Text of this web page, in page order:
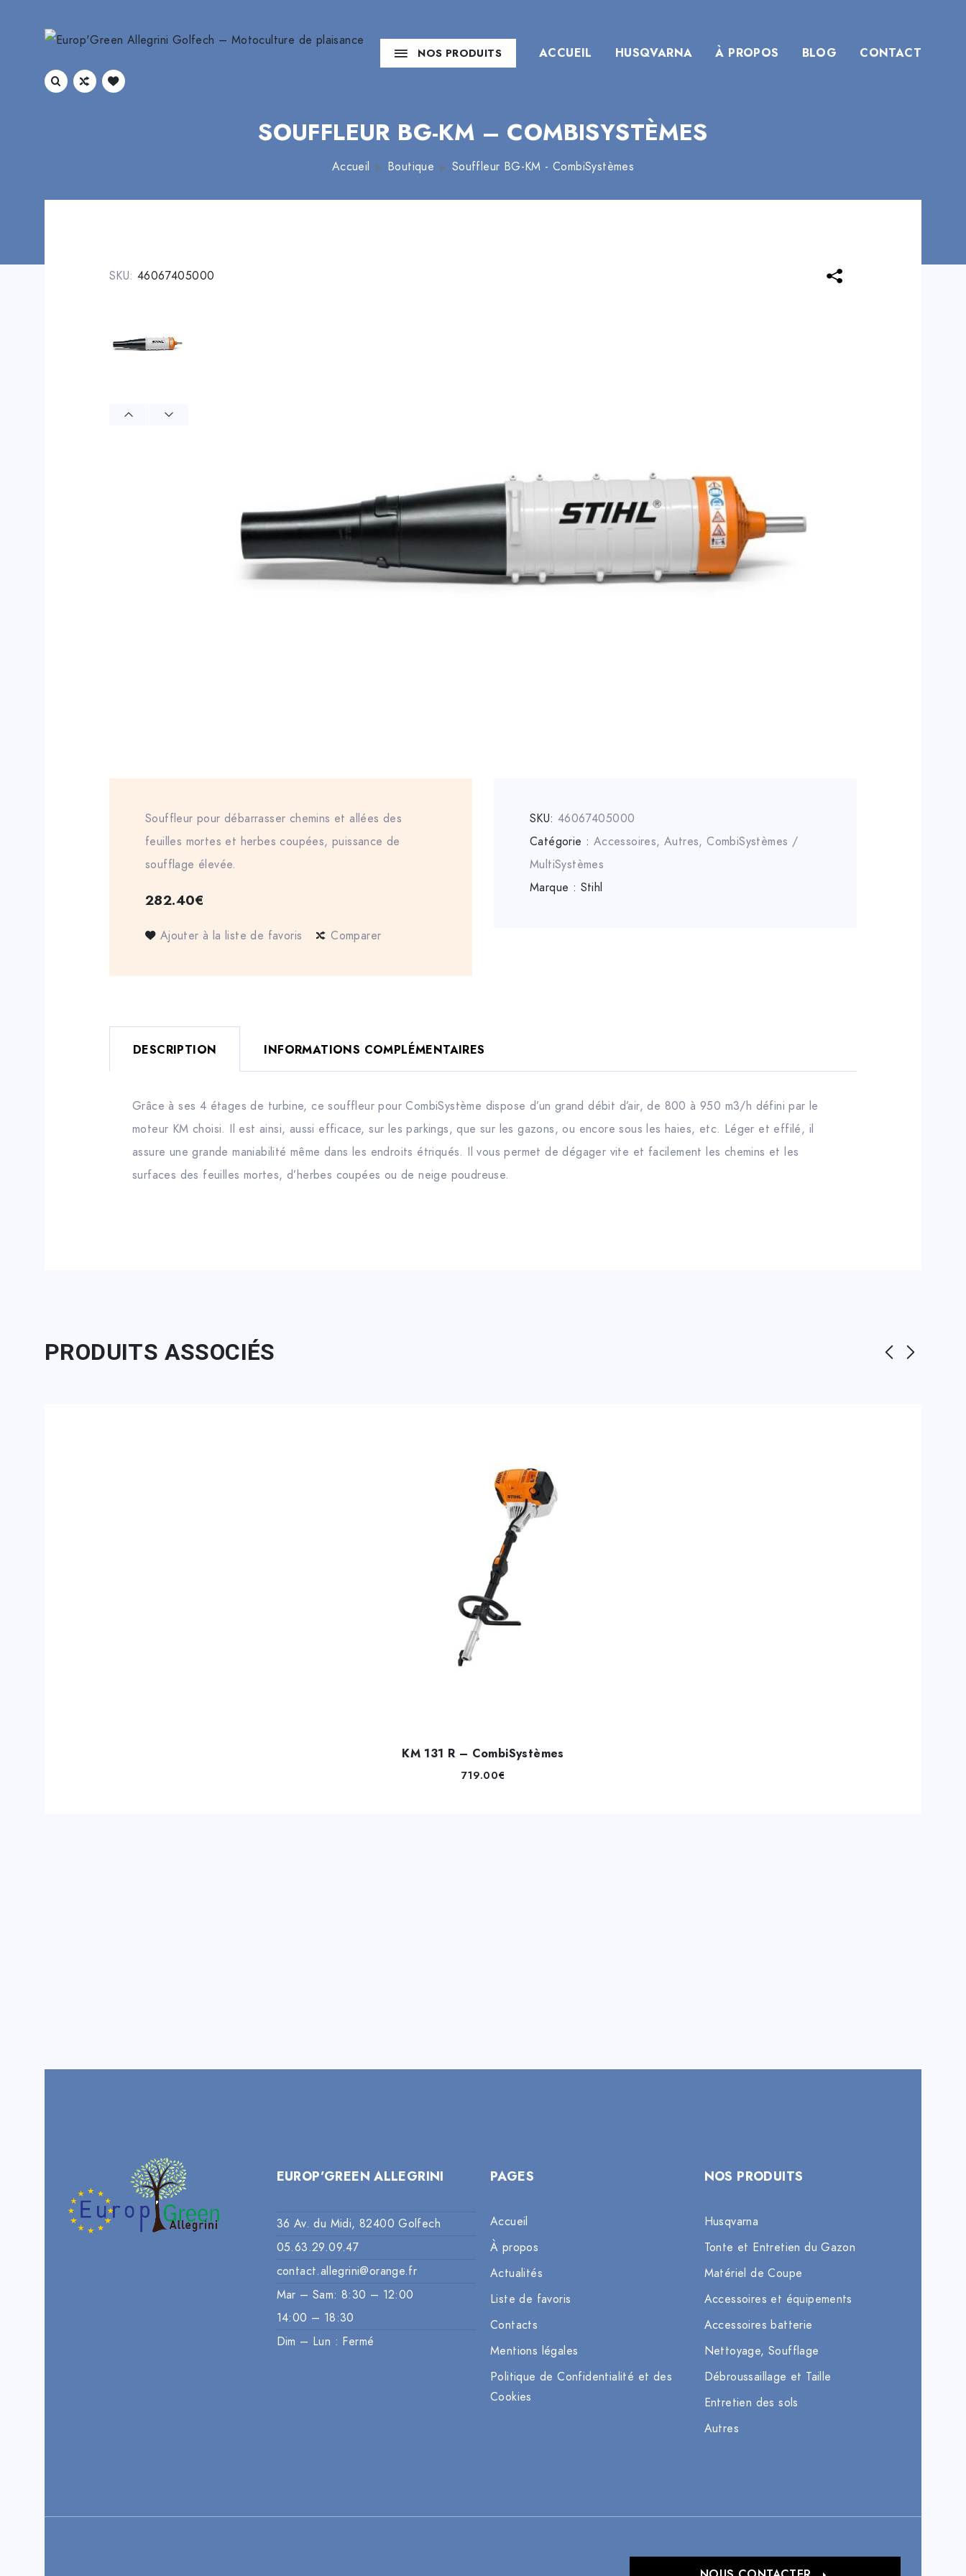
NOS PRODUITS ACCUEIL HUSQVARNA À PROPOS BLOG CONTACT
SOUFFLEUR BG-KM – COMBISYSTÈMES
Accueil Boutique Souffleur BG-KM - CombiSystèmes
SKU: 46067405000
Souffleur pour débarrasser chemins et allées des
feuilles mortes et herbes coupées, puissance de
soufflage élevée.
282.40€
Ajouter à la liste de favoris Comparer
SKU: 46067405000
Catégorie : Accessoires,Autres,CombiSystèmes /
MultiSystèmes
Marque : Stihl
DESCRIPTION INFORMATIONS COMPLÉMENTAIRES
Grâce à ses 4 étages de turbine, ce souffleur pour CombiSystème dispose d’un grand débit d’air, de 800 à 950 m3/h défini par le
moteur KM choisi. Il est ainsi, aussi efficace, sur les parkings, que sur les gazons, ou encore sous les haies, etc. Léger et effilé, il
assure une grande maniabilité même dans les endroits étriqués. Il vous permet de dégager vite et facilement les chemins et les
surfaces des feuilles mortes, d’herbes coupées ou de neige poudreuse.
PRODUITS ASSOCIÉS
KM 131 R – CombiSystèmes
719.00€
EUROP’GREEN ALLEGRINI
36 Av. du Midi, 82400 Golfech
05.63.29.09.47
contact.allegrini@orange.fr
Mar – Sam: 8:30 – 12:00
14:00 – 18:30
Dim – Lun : Fermé
PAGES
Accueil
À propos
Actualités
Liste de favoris
Contacts
Mentions légales
Politique de Confidentialité et des
Cookies
NOS PRODUITS
Husqvarna
Tonte et Entretien du Gazon
Matériel de Coupe
Accessoires et équipements
Accessoires batterie
Nettoyage, Soufflage
Débroussaillage et Taille
Entretien des sols
Autres